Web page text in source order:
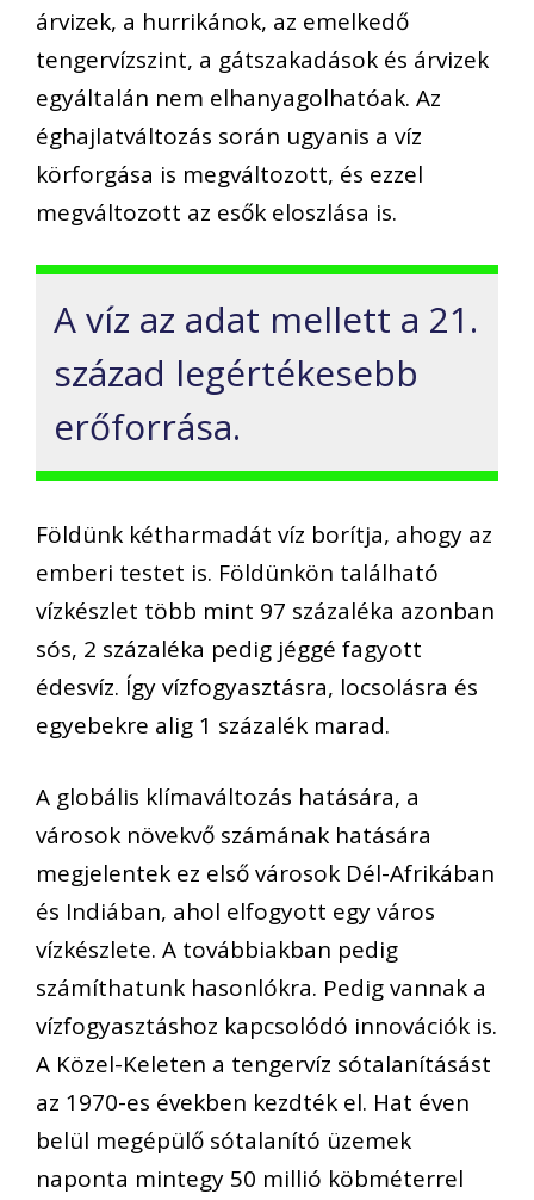
árvizek, a hurrikánok, az emelkedő
tengervízszint, a gátszakadások és árvizek
egyáltalán nem elhanyagolhatóak. Az
éghajlatváltozás során ugyanis a víz
körforgása is megváltozott, és ezzel
megváltozott az esők eloszlása is.
A víz az adat mellett a 21.
század legértékesebb
erőforrása.
Földünk kétharmadát víz borítja, ahogy az
emberi testet is. Földünkön található
vízkészlet több mint 97 százaléka azonban
sós, 2 százaléka pedig jéggé fagyott
édesvíz. Így vízfogyasztásra, locsolásra és
egyebekre alig 1 százalék marad.
A globális klímaváltozás hatására, a
városok növekvő számának hatására
megjelentek ez első városok Dél-Afrikában
és Indiában, ahol elfogyott egy város
vízkészlete. A továbbiakban pedig
számíthatunk hasonlókra. Pedig vannak a
vízfogyasztáshoz kapcsolódó innovációk is.
A Közel-Keleten a tengervíz sótalanításást
az 1970-es években kezdték el. Hat éven
belül megépülő sótalanító üzemek
naponta mintegy 50 millió köbméterrel